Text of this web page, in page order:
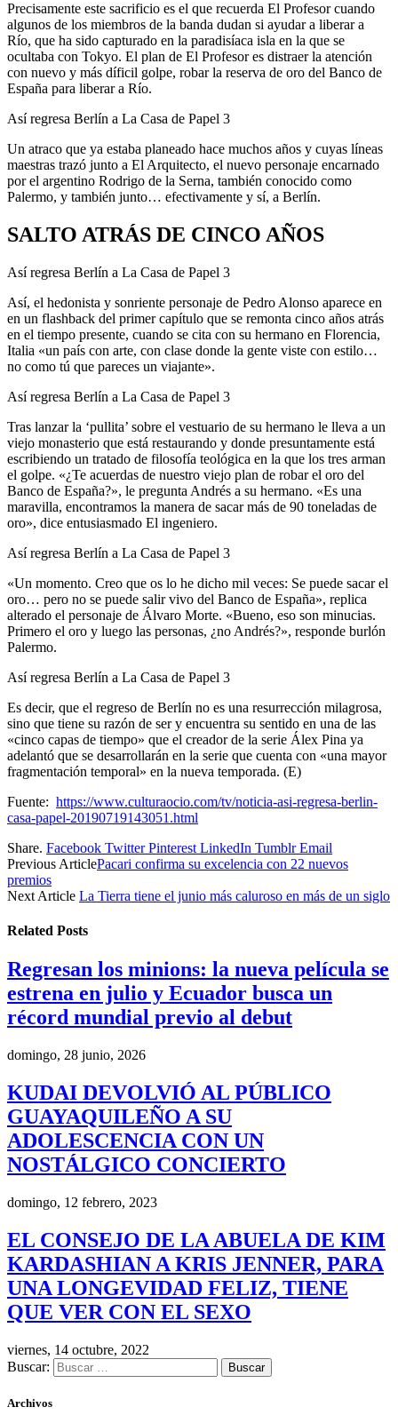
Precisamente este sacrificio es el que recuerda El Profesor cuando
algunos de los miembros de la banda dudan si ayudar a liberar a
Río, que ha sido capturado en la paradisíaca isla en la que se
ocultaba con Tokyo. El plan de El Profesor es distraer la atención
con nuevo y más díficil golpe, robar la reserva de oro del Banco de
España para liberar a Río.
Así regresa Berlín a La Casa de Papel 3
Un atraco que ya estaba planeado hace muchos años y cuyas líneas
maestras trazó junto a El Arquitecto, el nuevo personaje encarnado
por el argentino Rodrigo de la Serna, también conocido como
Palermo, y también junto… efectivamente y sí, a Berlín.
SALTO ATRÁS DE CINCO AÑOS
Así regresa Berlín a La Casa de Papel 3
Así, el hedonista y sonriente personaje de Pedro Alonso aparece en
en un flashback del primer capítulo que se remonta cinco años atrás
en el tiempo presente, cuando se cita con su hermano en Florencia,
Italia «un país con arte, con clase donde la gente viste con estilo…
no como tú que pareces un viajante».
Así regresa Berlín a La Casa de Papel 3
Tras lanzar la ‘pullita’ sobre el vestuario de su hermano le lleva a un
viejo monasterio que está restaurando y donde presuntamente está
escribiendo un tratado de filosofía teológica en la que los tres arman
el golpe. «¿Te acuerdas de nuestro viejo plan de robar el oro del
Banco de España?», le pregunta Andrés a su hermano. «Es una
maravilla, encontramos la manera de sacar más de 90 toneladas de
oro», dice entusiasmado El ingeniero.
Así regresa Berlín a La Casa de Papel 3
«Un momento. Creo que os lo he dicho mil veces: Se puede sacar el
oro… pero no se puede salir vivo del Banco de España», replica
alterado el personaje de Álvaro Morte. «Bueno, eso son minucias.
Primero el oro y luego las personas, ¿no Andrés?», responde burlón
Palermo.
Así regresa Berlín a La Casa de Papel 3
Es decir, que el regreso de Berlín no es una resurrección milagrosa,
sino que tiene su razón de ser y encuentra su sentido en una de las
«cinco capas de tiempo» que el creador de la serie Álex Pina ya
adelantó que se desarrollarán en la serie que cuenta con «una mayor
fragmentación temporal» en la nueva temporada. (E)
Fuente: https://www.culturaocio.com/tv/noticia-asi-regresa-berlin-
casa-papel-20190719143051.html
Share. Facebook Twitter Pinterest LinkedIn Tumblr Email
Previous ArticlePacari confirma su excelencia con 22 nuevos
premios
Next Article La Tierra tiene el junio más caluroso en más de un siglo
Related Posts
Regresan los minions: la nueva película se
estrena en julio y Ecuador busca un
récord mundial previo al debut
domingo, 28 junio, 2026
KUDAI DEVOLVIÓ AL PÚBLICO
GUAYAQUILEÑO A SU
ADOLESCENCIA CON UN
NOSTÁLGICO CONCIERTO
domingo, 12 febrero, 2023
EL CONSEJO DE LA ABUELA DE KIM
KARDASHIAN A KRIS JENNER, PARA
UNA LONGEVIDAD FELIZ, TIENE
QUE VER CON EL SEXO
viernes, 14 octubre, 2022
Buscar:
Archivos